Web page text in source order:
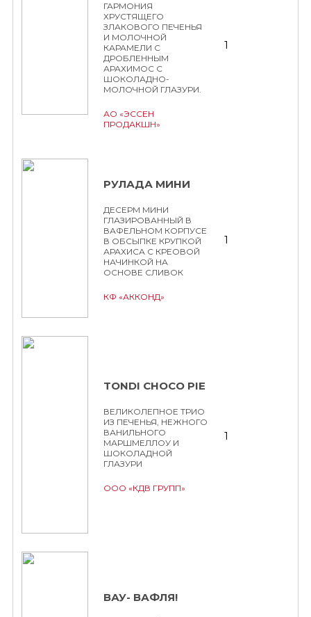
ГАРМОНИЯ
ХРУСТЯЩЕГО
ЗЛАКОВОГО ПЕЧЕНЬЯ
И МОЛОЧНОЙ
КАРАМЕЛИ С
ДРОБЛЕННЫМ
АРАХИМОС С
ШОКОЛАДНО-
МОЛОЧНОЙ ГЛАЗУРИ.
АО «ЭССЕН
ПРОДАКШН»
1
РУЛАДА МИНИ
ДЕСЕРМ МИНИ
ГЛАЗИРОВАННЫЙ В
ВАФЕЛЬНОМ КОРПУСЕ
В ОБСЫПКЕ КРУПКОЙ
АРАХИСА С КРЕОВОЙ
НАЧИНКОЙ НА
ОСНОВЕ СЛИВОК
КФ «АККОНД»
1
TONDI CHOCO PIE
ВЕЛИКОЛЕПНОЕ ТРИО
ИЗ ПЕЧЕНЬЯ, НЕЖНОГО
ВАНИЛЬНОГО
МАРШМЕЛЛОУ И
ШОКОЛАДНОЙ
ГЛАЗУРИ
ООО «КДВ ГРУПП»
1
ВАУ- ВАФЛЯ!